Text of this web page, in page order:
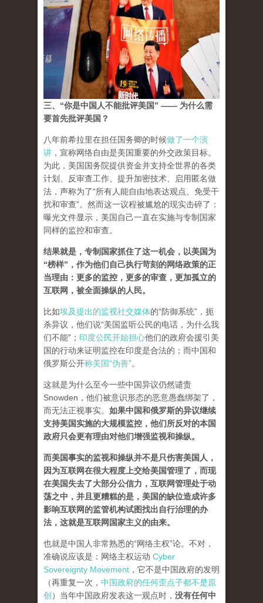
三、“你是中国人不能批评美国” —— 为什么需
要首先批评美国？
八年前希拉里在担任国务卿的时候做了一个演
讲 ，宣称网络自由是美国重要的外交政策目标。
为此，美国国务院提供资金并支持全世界的各类
计划、反审查工作、提升加密技术、启用匿名做
法，声称为了“所有人能自由地表达观点、免受干
扰和审查”。然而这一议程被尴尬的现实击碎了：
曝光文件显示，美国自己一直在实施与专制国家
同样的监控和审查。
结果就是，专制国家抓住了这一机会，以美国为
“榜样”，作为他们自己执行苛刻的网络政策的正
当理由：更多的监控，更多的审查，更加孤立的
互联网，被全面操纵的人民。
比如埃及提出的监视社交媒体的“防御系统”，扼
杀异议，他们说“美国监听公民的电话，为什么我
们不能”； 印度公民开始担心他们的政府会援引美
国的行动来证明监控在印度是合法的；而中国和
俄罗斯公开称美国“伪善”。
这就是为什么至今一些中国异议仍然谴责
Snowden，他们被意识形态的恶意愚蠢绑架了，
而无法正视事实。 如果中国和俄罗斯的异议继续
支持美国实施的大规模监控，他们所反对的本国
政府只会更有理由对他们增强监视和操纵。
而美国事实的监视和操纵并不是只伤害美国人，
因为互联网在很大程度上交给美国管理了，而现
在美国失去了大部分公信力，互联网管理处于动
荡之中，并且更糟糕的是，美国的缺位造成许多
影响互联网的监管机构试图找出自行治理的办
法，这就是互联网国家主义的由来。
也就是中国人非常熟悉的“网络主权”论。不对，
准确说应该是：网络主权运动 Cyber
Sovereignty Movement ，它不是中国政府的发明
（再重复一次， 中国政府的任何歪点子都不是原
创 ）当年中国政府发表这一观点时， 没有任何中